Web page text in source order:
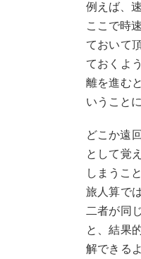
例えば、
ここで時
ておいて
ておくよ
離を進む
いうこと
どこか遠
として覚
しまうこ
旅人算で
二者が同
と、結果
解できる